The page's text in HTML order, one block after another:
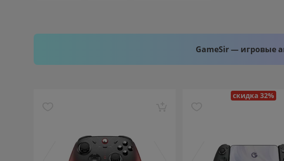
GameSir — игровые
скидка 32%